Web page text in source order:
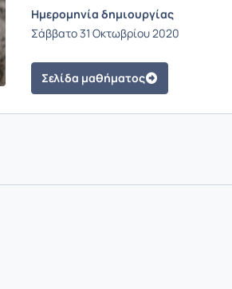
Ημερομηνία δημιουργίας
Σάββατο 31 Οκτωβρίου 2020
Σελίδα μαθήματος